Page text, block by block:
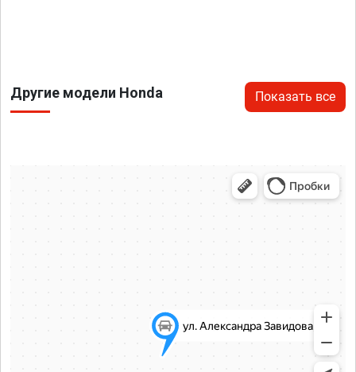
Другие модели Honda Показать все